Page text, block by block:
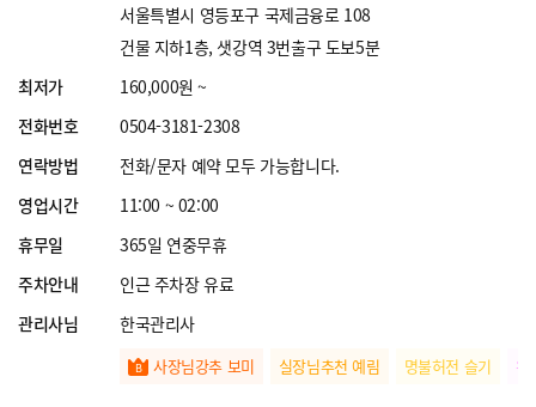
서울특별시 영등포구 국제금융로 108
건물 지하1층, 샛강역 3번출구 도보5분
최저가
160,000원 ~
전화번호
0504-3181-2308
연락방법
전화/문자 예약 모두 가능합니다.
영업시간
11:00 ~ 02:00
휴무일
365일 연중무휴
주차안내
인근 주차장 유료
관리사님
한국관리사
사장님강추 보미 실장님추천 예림 명불허전 슬기 왁